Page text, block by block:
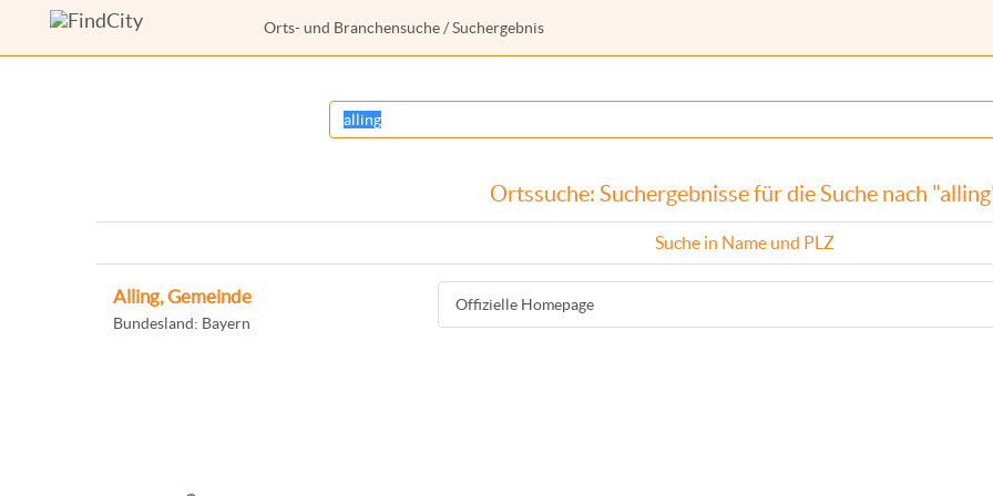
Orts- und Branchensuche / Suchergebnis
Ortssuche: Suchergebnisse für die Suche nach
Suche in Name und PLZ
Alling, Gemeinde
Bundesland: Bayern
Offizielle Homepage